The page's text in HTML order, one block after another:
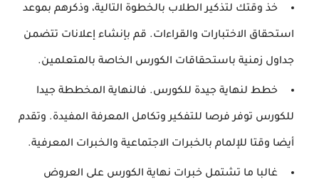
خذ وقتك لتذكير الطلاب بالخطوة التالية، وذكرهم بموعد
استحقاق الاختبارات والقراءات. قم بإنشاء إعلانات تتضمن
جداول زمنية باستحقاقات الكورس الخاصة بالمتعلمين.
خطط لنهاية جيدة للكورس. فالنهاية المخططة جيدا
للكورس توفر فرصا للتفكير وتكامل المعرفة المفيدة. وتقدم
أيضا وقتا للإلمام بالخبرات الاجتماعية والخبرات المعرفية.
غالبا ما تشتمل خبرات نهاية الكورس على العروض